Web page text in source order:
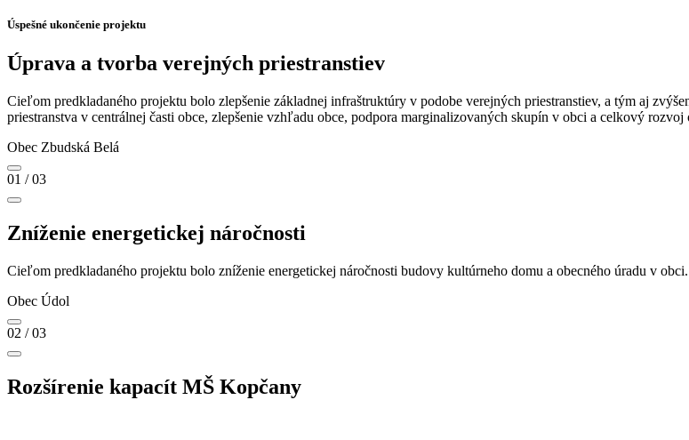
Úspešné ukončenie projektu
Úprava a tvorba verejných priestranstiev
Cieľom predkladaného projektu bolo zlepšenie základnej infraštruktúry v podobe verejných priestranstiev, a tým aj
priestranstva v centrálnej časti obce, zlepšenie vzhľadu obce, podpora marginalizovaných skupín v obci a celkový
Obec Zbudská Belá
01 / 03
Zníženie energetickej náročnosti
Cieľom predkladaného projektu bolo zníženie energetickej náročnosti budovy kultúrneho domu a obecného úradu v obci.
Obec Údol
02 / 03
Rozšírenie kapacít MŠ Kopčany